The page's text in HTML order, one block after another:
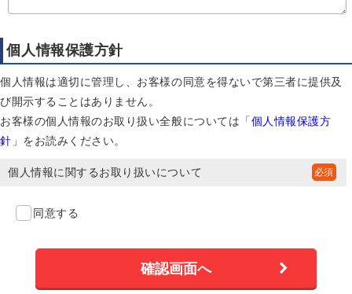
個人情報保護方針
個人情報は適切に管理し、お客様の同意を得ないで第三者に提供及
び開示することはありません。
お客様の個人情報のお取り扱い全般については「個人情報保護方
針 」をお読みください。
個人情報に関するお取り扱いについて
同意する